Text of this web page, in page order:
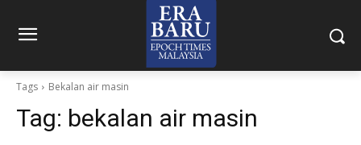
Tags Bekalan air masin
Tag: bekalan air masin